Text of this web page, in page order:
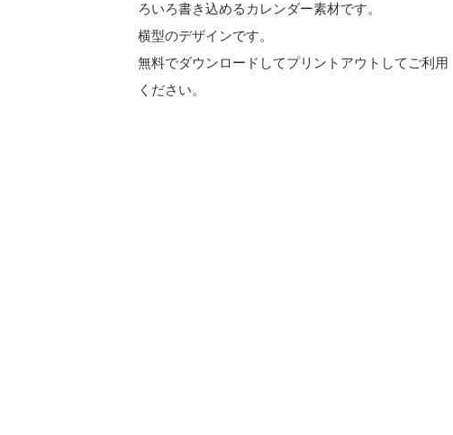
ろいろ書き込めるカレンダー素材です。
横型のデザインです。
無料でダウンロードしてプリントアウトしてご利用
ください。